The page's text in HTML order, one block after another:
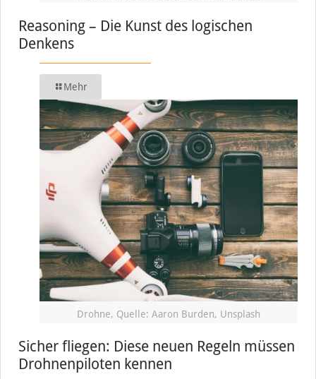
Reasoning – Die Kunst des logischen
Denkens
Mehr
Drohne, Quelle: Aaron Burden, Unsplash
Sicher fliegen: Diese neuen Regeln müssen
Drohnenpiloten kennen